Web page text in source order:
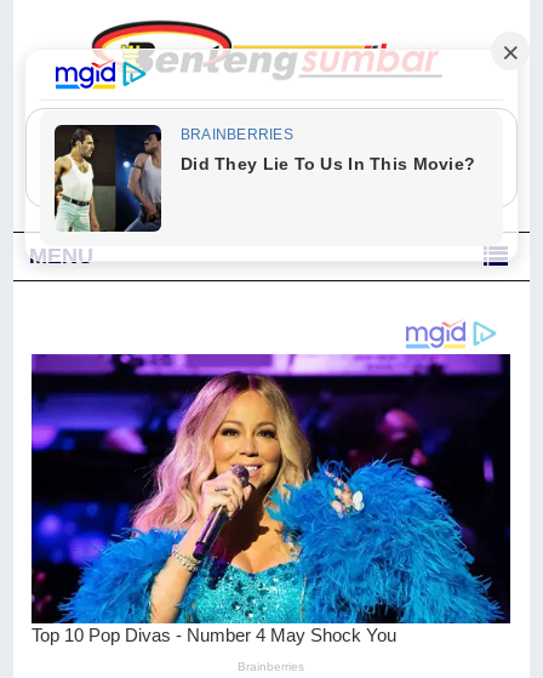
"Sesungguhnya Allah dan para malaikat-Nya berselawat untuk Nabi.
Wahai orang-orang yang beriman, berselawatlah kamu untuk Nabi dan
ucapkanlah salam dengan penuh penghormatan kepadanya." (Qs. Al
MENU